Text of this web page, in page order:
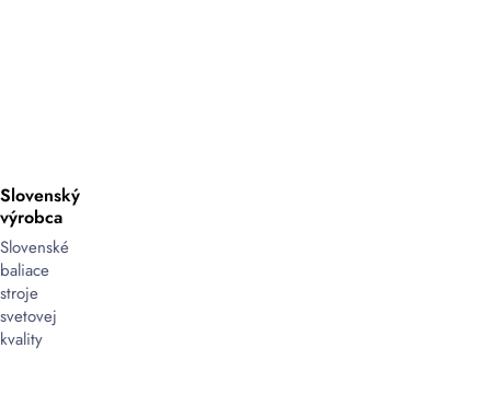
Slovenský
výrobca
Slovenské
baliace
stroje
svetovej
kvality